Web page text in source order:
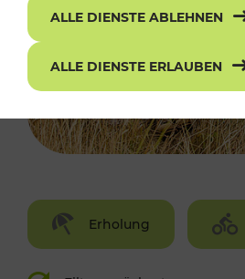
Erholung
ALLE DIENSTE ABLEHNEN
ALLE DIENSTE ERLAUBEN